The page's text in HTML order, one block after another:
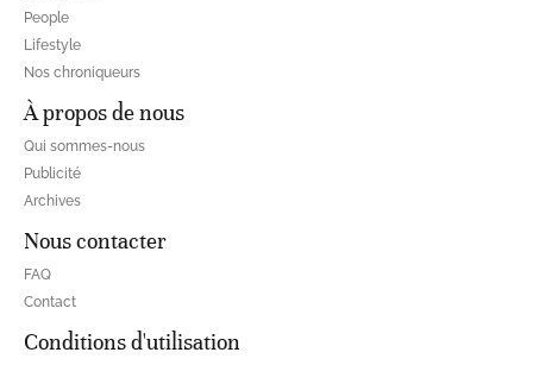
People
Lifestyle
Nos chroniqueurs
À propos de nous
Qui sommes-nous
Publicité
Archives
Nous contacter
FAQ
Contact
Conditions d'utilisation